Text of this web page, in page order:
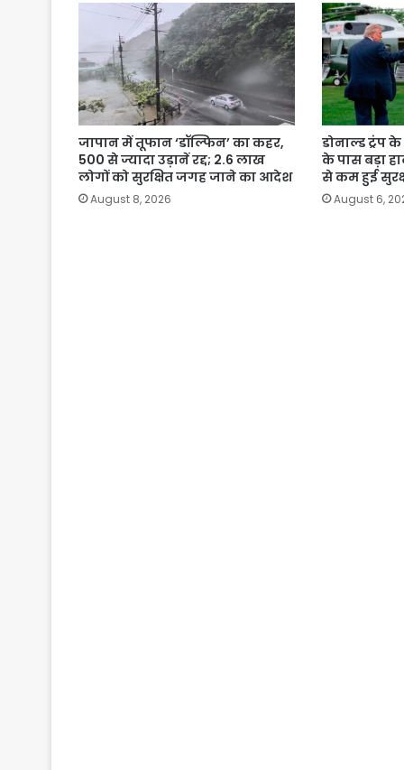
जापान में तूफान ‘डॉल्फिन’ का कहर,
500 से ज्यादा उड़ानें रद्द; 2.6 लाख
लोगों को सुरक्षित जगह जाने का आदेश
August 8, 2026
डोनाल्ड ट्रंप
के पास बड़ा
से कम हुई
August 6,